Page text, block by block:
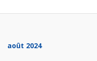
août 2024